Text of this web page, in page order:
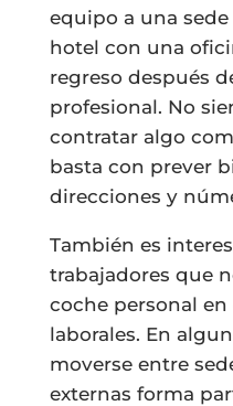
equipo a una
hotel con una
regreso después
profesional. No
contratar algo
basta con prever
direcciones y
También es
trabajadores que
coche personal
laborales. En
moverse entre
externas forma